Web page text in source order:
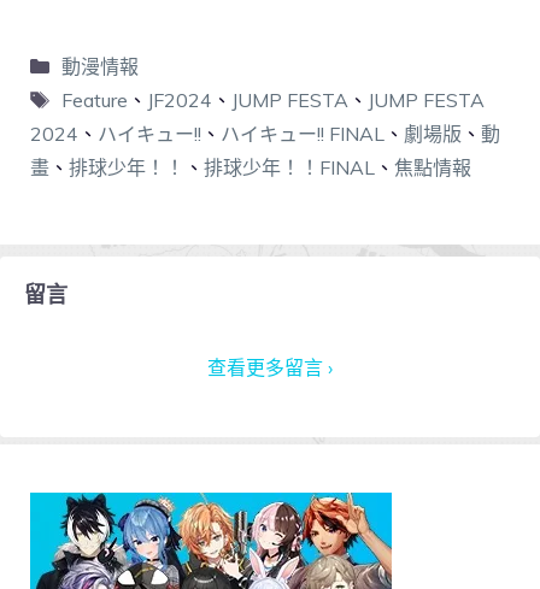
動漫情報
Feature 、 JF2024 、 JUMP FESTA 、 JUMP FESTA
2024 、 ハイキュー!! 、 ハイキュー!! FINAL 、 劇場版 、 動
畫 、 排球少年！！ 、 排球少年！！FINAL 、 焦點情報
留言
查看更多留言 ›